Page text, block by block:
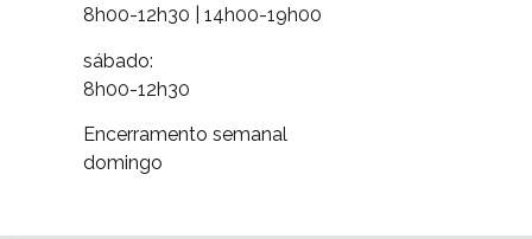
8h00-12h30 | 14h00-19h00
sábado:
8h00-12h30
Encerramento semanal
domingo